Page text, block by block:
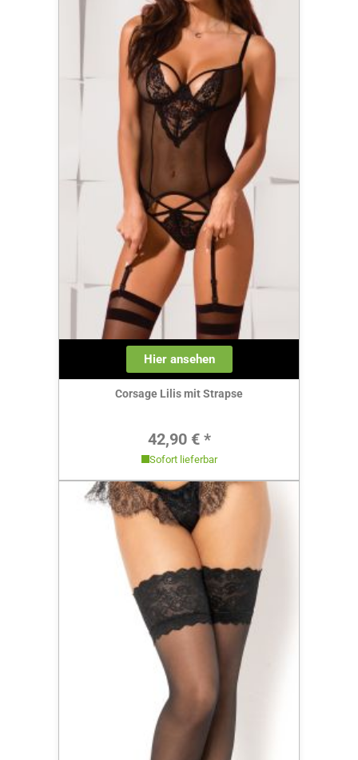
Hier ansehen
Corsage Lilis mit Strapse
Regulärer Preis:
42,90 € *
Sofort lieferbar